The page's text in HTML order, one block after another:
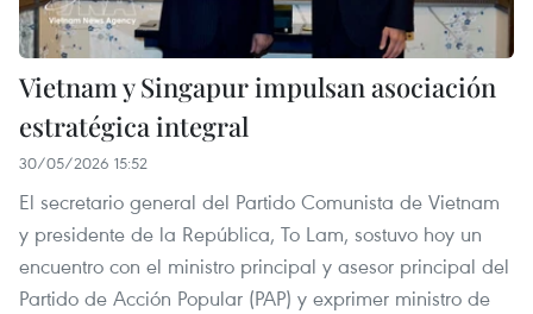
Vietnam y Singapur impulsan asociación
estratégica integral
30/05/2026 15:52
El secretario general del Partido Comunista de Vietnam
y presidente de la República, To Lam, sostuvo hoy un
encuentro con el ministro principal y asesor principal del
Partido de Acción Popular (PAP) y exprimer ministro de